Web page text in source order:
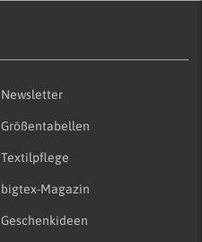
Newsletter
Größentabellen
Textilpflege
bigtex-Magazin
Geschenkideen